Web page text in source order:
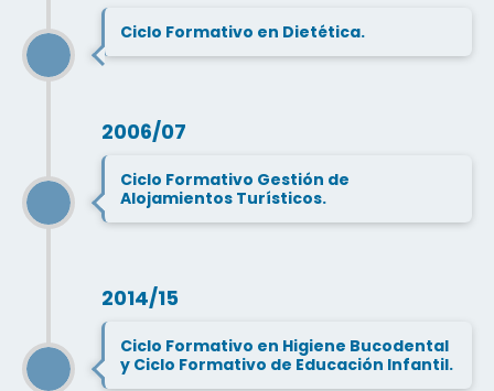
Ciclo Formativo en Dietética.
2006/07
Ciclo Formativo Gestión de
Alojamientos Turísticos.
2014/15
Ciclo Formativo en Higiene Bucodental
y Ciclo Formativo de Educación Infantil.